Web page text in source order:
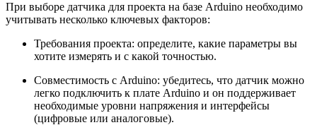
При выборе датчика для проекта на базе Arduino необходимо
учитывать несколько ключевых факторов:
Требования проекта: определите, какие параметры вы
хотите измерять и с какой точностью.
Совместимость с Arduino: убедитесь, что датчик можно
легко подключить к плате Arduino и он поддерживает
необходимые уровни напряжения и интерфейсы
(цифровые или аналоговые).